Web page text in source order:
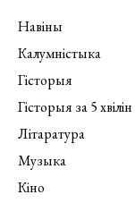
Навіны
Калумністыка
Гісторыя
Гісторыя за 5 хвілін
Літаратура
Музыка
Кіно